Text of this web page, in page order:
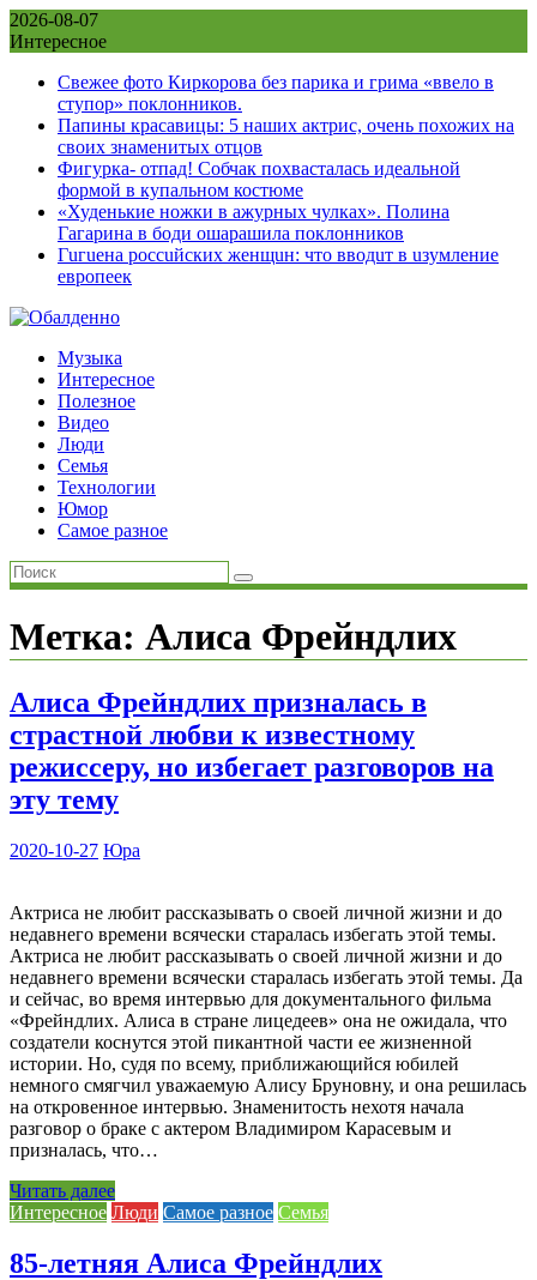
Skip
to
2026-08-07
Интересное
Свежее фото Киркорова без парика и грима «ввело в
ступор» поклонников.
Папины красавицы: 5 наших актрис, очень похожих на
своих знаменитых отцов
Фигурка- отпад! Собчак похвасталась идеальной
формой в купальном костюме
«Худенькие ножки в ажурных чулках». Полина
Гагарина в боди ошарашила поклонников
Гuгuена россuйских женщuн: что вводuт в uзумление
европеек
Музыка
Интересное
Полезное
Видео
Люди
Семья
Технологии
Юмор
Самое разное
Метка: Алиса Фрейндлих
Алиса Фрейндлих призналась в
страстной любви к известному
режиссеру, но избегает разговоров на
эту тему
2020-10-27 Юра
Актриса не любит рассказывать о своей личной жизни и до
недавнего времени всячески старалась избегать этой темы.
Актриса не любит рассказывать о своей личной жизни и до
недавнего времени всячески старалась избегать этой темы. Да
и сейчас, во время интервью для документального фильма
«Фрейндлих. Алиса в стране лицедеев» она не ожидала, что
создатели коснутся этой пикантной части ее жизненной
истории. Но, судя по всему, приближающийся юбилей
немного смягчил уважаемую Алису Бруновну, и она решилась
на откровенное интервью. Знаменитость нехотя начала
разговор о браке с актером Владимиром Карасевым и
призналась, что…
Читать далее
Интересное Люди Самое разное Семья
85-летняя Алиса Фрейндлих